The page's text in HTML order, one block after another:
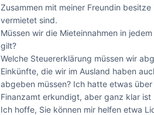
Zusammen mit meiner Freundin
vermietet sind.
Müssen wir die Mieteinnahmen in
gilt?
Welche Steuererklärung müssen wir
Einkünfte, die wir im Ausland haben
abgeben müssen? Ich hatte etwas
Finanzamt erkundigt, aber ganz klar
Ich hoffe, Sie können mir helfen etwa